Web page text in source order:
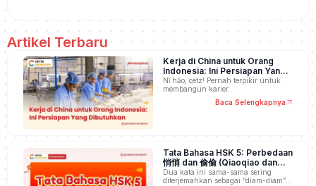
Artikel Terbaru
Kerja di China untuk Orang
Indonesia: Ini Persiapan Yang
Dibutuhkan
Nǐ hǎo, cetz! Pernah terpikir untuk
membangun karier…
Baca Selengkapnya
Tata Bahasa HSK 5: Perbedaan
悄悄 dan 偷偷 (Qiaoqiao dan
Toutou)
Dua kata ini sama-sama sering
diterjemahkan sebagai “diam-diam”,